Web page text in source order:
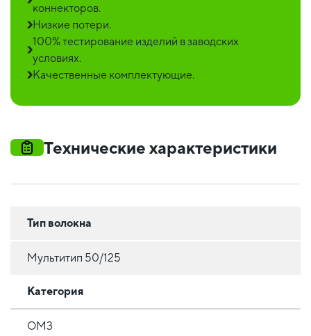
коннекторов.
Низкие потери.
100% тестирование изделий в заводских
условиях.
Качественные комплектующие.
Технические характеристики
Тип волокна
Мультитип 50/125
Категория
OM3